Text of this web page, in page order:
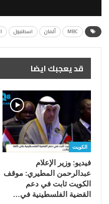
MBC ألمان اسطنبول
قد يعجبك ايضا
الكويت
فيديو: وزير الإعلام
عبدالرحمن المطيري: موقف
الكويت ثابت في دعم
القضية الفلسطينية في…